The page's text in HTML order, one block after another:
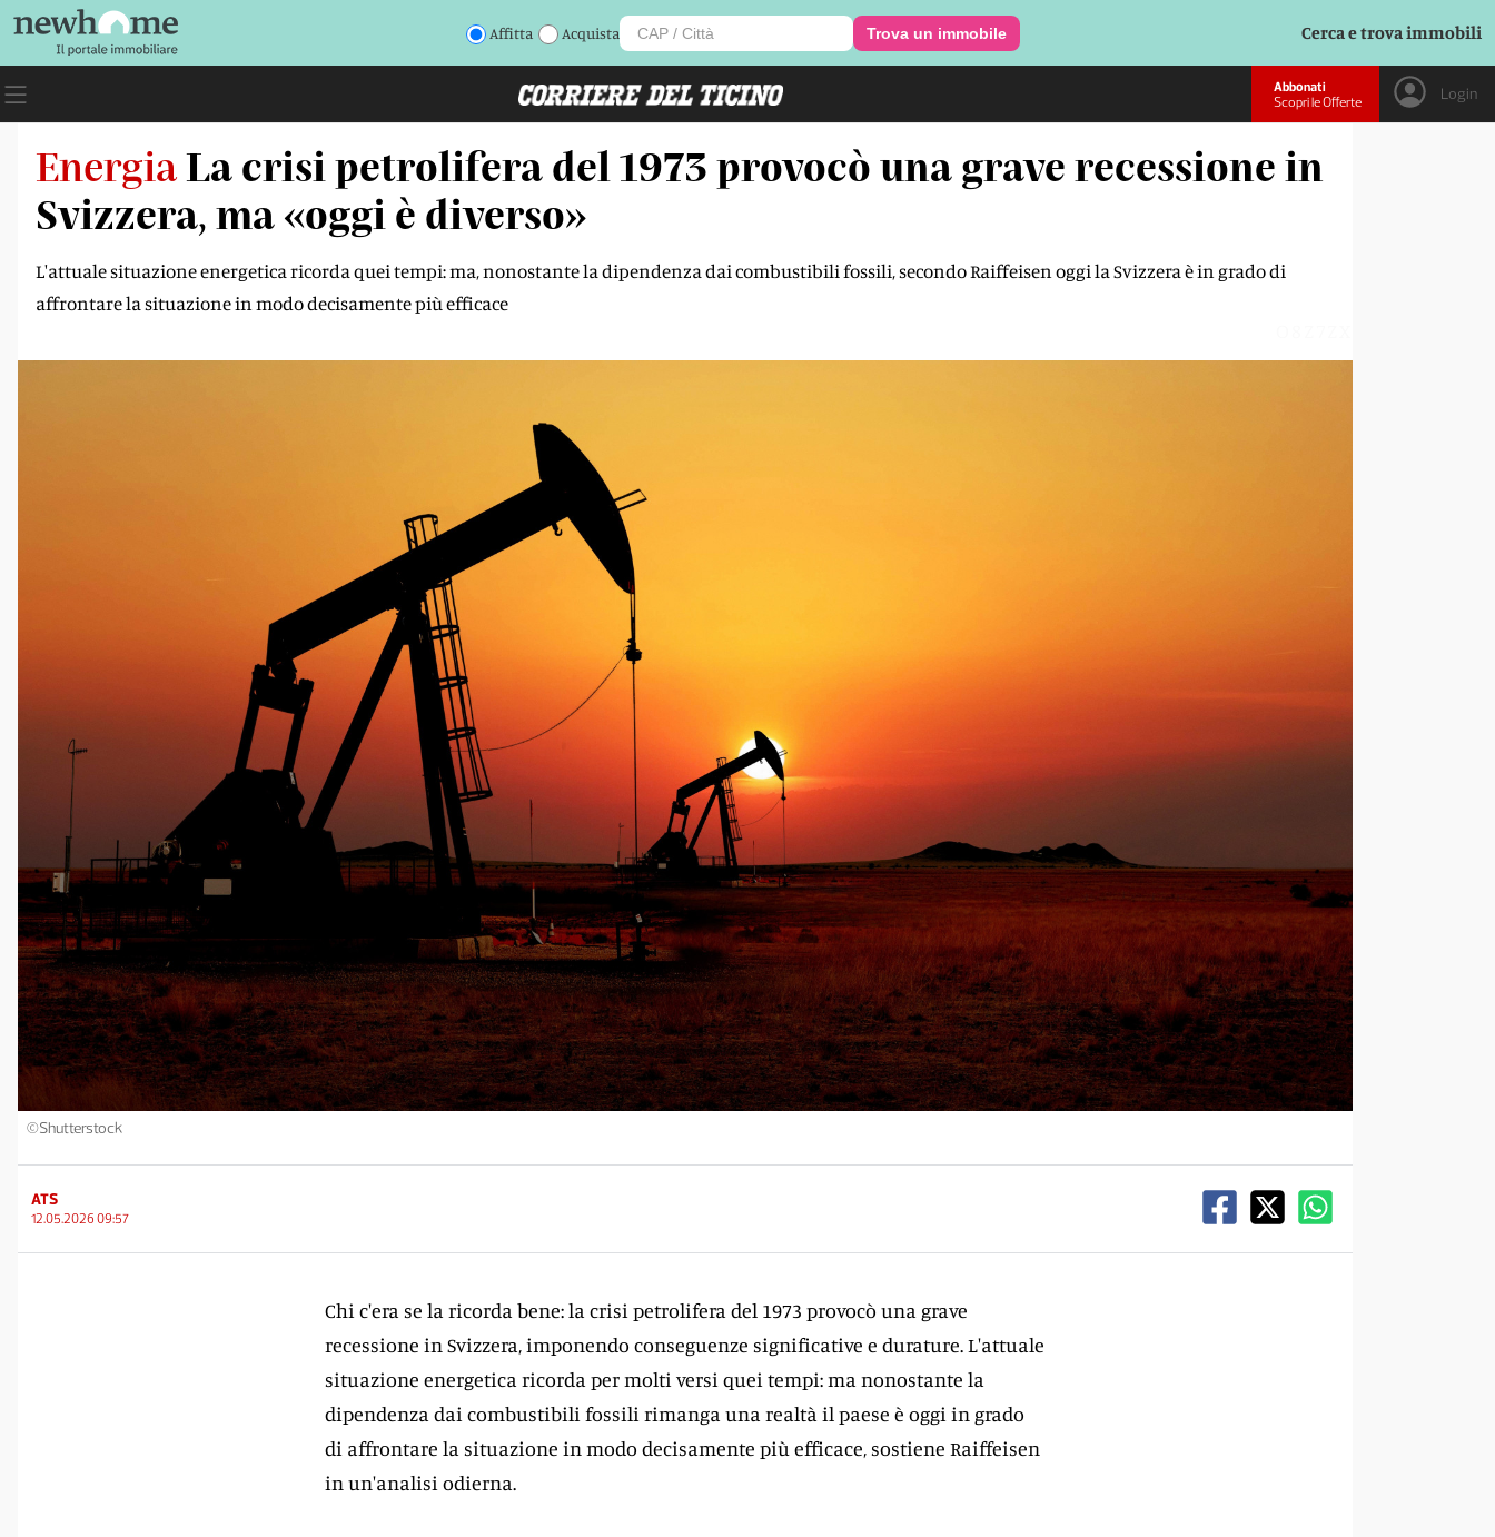
Affitta Acquista Trova un immobile Cerca e trova immobili
Abbonati
Scopri le Offerte
Login
EnergiaLa crisi petrolifera del 1973 provocò una grave recessione in
Svizzera, ma «oggi è diverso»
L'attuale situazione energetica ricorda quei tempi: ma, nonostante la dipendenza dai combustibili fossili, secondo Raiffeisen oggi la Svizzera è in grado di
affrontare la situazione in modo decisamente più efficace
©Shutterstock
ATS
12.05.2026 09:57
Chi c'era se la ricorda bene: la crisi petrolifera del 1973 provocò una grave
recessione in Svizzera, imponendo conseguenze significative e durature. L'attuale
situazione energetica ricorda per molti versi quei tempi: ma nonostante la
dipendenza dai combustibili fossili rimanga una realtà il paese è oggi in grado
di affrontare la situazione in modo decisamente più efficace, sostiene Raiffeisen
in un'analisi odierna.